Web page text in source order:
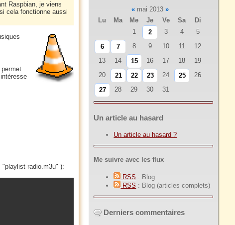
«mai 2013 »
Lu
Ma Me Je Ve Sa
Di
1
2 3 4
5
6
7 8 9 10 11
12
13
14 15 16 17 18
19
20
21 22 23 24 25
26
27
28 29 30 31
Un article au hasard
Un article au hasard ?
Me suivre avec les flux
RSS : Blog
RSS : Blog (articles complets)
Derniers commentaires
Raspbian, je viens
cela fonctionne aussi
radio.m3u" ):